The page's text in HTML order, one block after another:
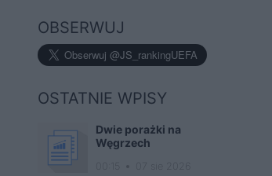
OBSERWUJ
OSTATNIE WPISY
Dwie porażki na
Węgrzech